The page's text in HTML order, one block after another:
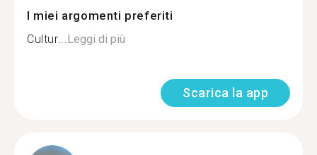
I miei argomenti preferiti
Cultur...Leggi di più
Scarica la app